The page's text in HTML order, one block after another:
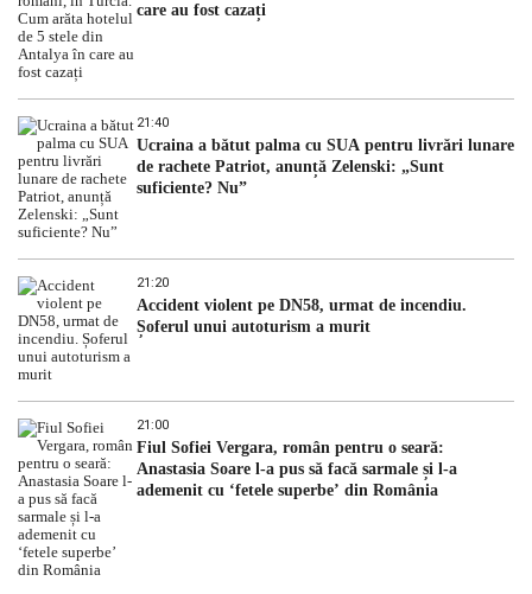
care au fost cazați
21:40
Ucraina a bătut palma cu SUA pentru livrări lunare
de rachete Patriot, anunță Zelenski: „Sunt
suficiente? Nu”
21:20
Accident violent pe DN58, urmat de incendiu.
Șoferul unui autoturism a murit
21:00
Fiul Sofiei Vergara, român pentru o seară:
Anastasia Soare l-a pus să facă sarmale și l-a
ademenit cu ‘fetele superbe’ din România